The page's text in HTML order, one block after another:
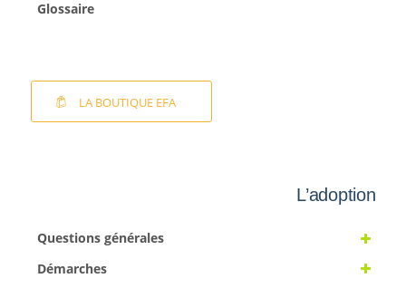
Glossaire
LA BOUTIQUE EFA
L’adoption
Questions générales
Démarches